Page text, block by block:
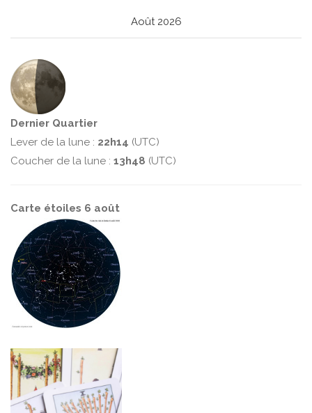
Août 2026
Dernier Quartier
Lever de la lune : 22h14 (UTC)
Coucher de la lune : 13h48 (UTC)
Carte étoiles 6 août